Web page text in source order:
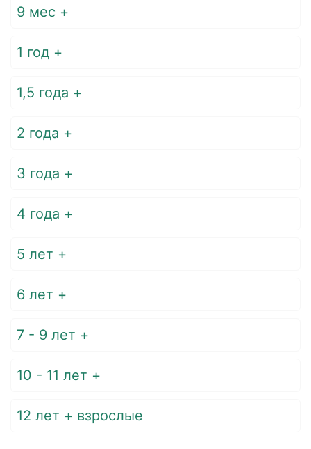
9 мес +
1 год +
1,5 года +
2 года +
3 года +
4 года +
5 лет +
6 лет +
7 - 9 лет +
10 - 11 лет +
12 лет + взрослые